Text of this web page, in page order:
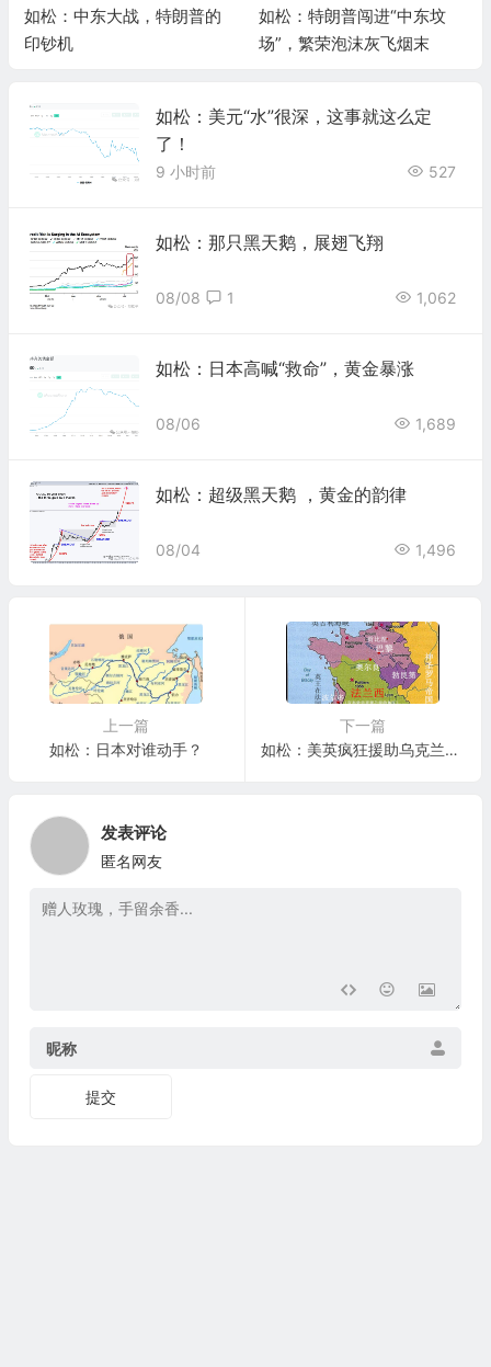
如松：中东大战，特朗普的
印钞机
如松：特朗普闯进“中东坟
场”，繁荣泡沫灰飞烟末
如松：美元“水”很深，这事就这么定
了！
9 小时前 527
如松：那只黑天鹅，展翅飞翔
08/08 1,062
1
如松：日本高喊“救命”，黄金暴涨
08/06 1,689
如松：超级黑天鹅 ，黄金的韵律
08/04 1,496
上一篇
如松：日本对谁动手？
下一篇
如松：美英疯狂援助乌克兰，背后的超大迷局
发表评论
匿名网友
昵称
提交